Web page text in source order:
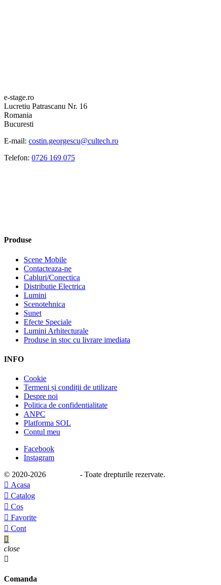
e-stage.ro
Lucretiu Patrascanu Nr. 16
Romania
Bucuresti
E-mail: costin.georgescu@cultech.ro
Telefon: 0726 169 075
Produse
Scene Mobile
Contacteaza-ne
Cabluri/Conectica
Distributie Electrica
Lumini
Scenotehnica
Sunet
Efecte Speciale
Lumini Arhitecturale
Produse in stoc cu livrare imediata
INFO
Cookie
Termeni și condiții de utilizare
Despre noi
Politica de confidentialitate
ANPC
Platforma SOL
Contul meu
Facebook
Instagram
© 2020-2026
- Toate drepturile rezervate.
 Acasa
 Catalog
 Cos
 Favorite
 Cont

close

Comanda